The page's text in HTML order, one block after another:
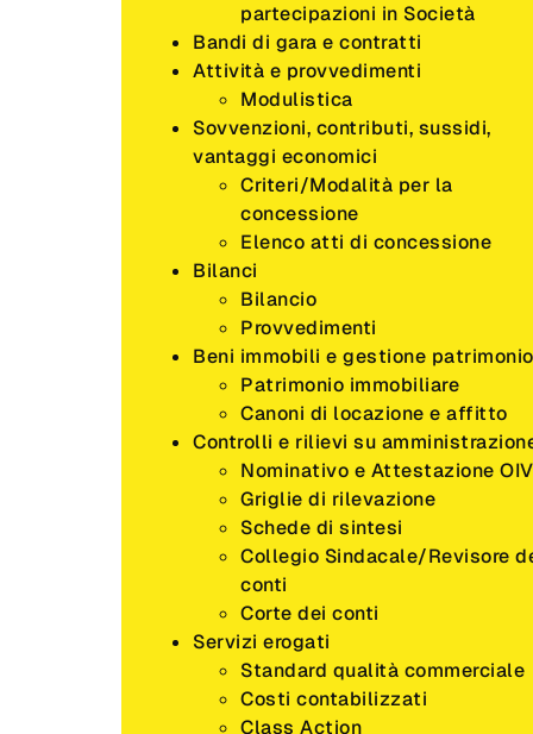
partecipazioni in Società
Bandi di gara e contratti
Attività e provvedimenti
Modulistica
Sovvenzioni, contributi, sussidi,
vantaggi economici
Criteri/Modalità per la
concessione
Elenco atti di concessione
Bilanci
Bilancio
Provvedimenti
Beni immobili e gestione patrimonio
Patrimonio immobiliare
Canoni di locazione e affitto
Controlli e rilievi su
Nominativo e Attestazione OIV
Griglie di rilevazione
Schede di sintesi
Collegio Sindacale/Revisore
conti
Corte dei conti
Servizi erogati
Standard qualità commerciale
Costi contabilizzati
Class Action